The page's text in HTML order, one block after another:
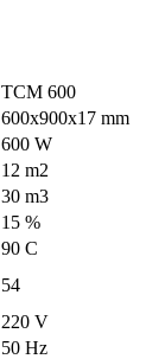
ТСМ 600
600х900х17 mm
600 W
12 m2
30 m3
15 %
90 С
54
220 V
50 Hz